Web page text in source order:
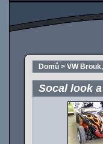
Domů > VW
Socal look